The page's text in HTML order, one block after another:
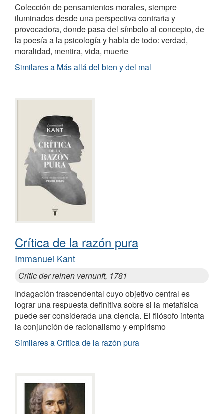
Colección de pensamientos morales, siempre
iluminados desde una perspectiva contraria y
provocadora, donde pasa del símbolo al concepto, de
la poesía a la psicología y habla de todo: verdad,
moralidad, mentira, vida, muerte
Similares a Más allá del bien y del mal
Crítica de la razón pura
Immanuel Kant
Critic der reinen vernunft, 1781
Indagación trascendental cuyo objetivo central es
lograr una respuesta definitiva sobre si la metafísica
puede ser considerada una ciencia. El filósofo intenta
la conjunción de racionalismo y empirismo
Similares a Crítica de la razón pura